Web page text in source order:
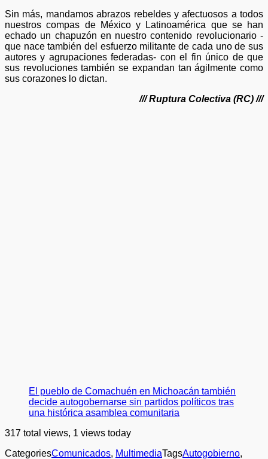
Sin más, mandamos abrazos rebeldes y afectuosos a todos
nuestros compas de México y Latinoamérica que se han
echado un chapuzón en nuestro contenido revolucionario -
que nace también del esfuerzo militante de cada uno de sus
autores y agrupaciones federadas- con el fin único de que
sus revoluciones también se expandan tan ágilmente como
sus corazones lo dictan.
/// Ruptura Colectiva (RC) ///
El pueblo de Comachuén en Michoacán también
decide autogobernarse sin partidos políticos tras
una histórica asamblea comunitaria
317 total views, 1 views today
CategoriesComunicados, MultimediaTagsAutogobierno,